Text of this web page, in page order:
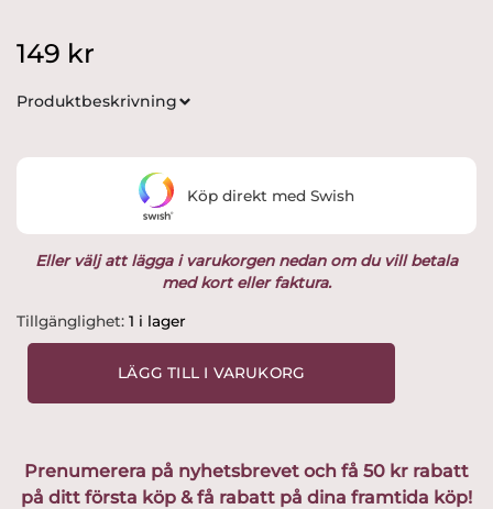
149 kr
Produktbeskrivning
Eller välj att lägga i varukorgen nedan om du vill betala
med kort eller faktura.
Tillgänglighet: 1 i lager
3
tomte
jul
Design
Camilla
LÄGG TILL I VARUKORG
Köp direkt med Swish
Prenumerera på nyhetsbrevet och få 50 kr rabatt
på ditt första köp & få rabatt på dina framtida köp!